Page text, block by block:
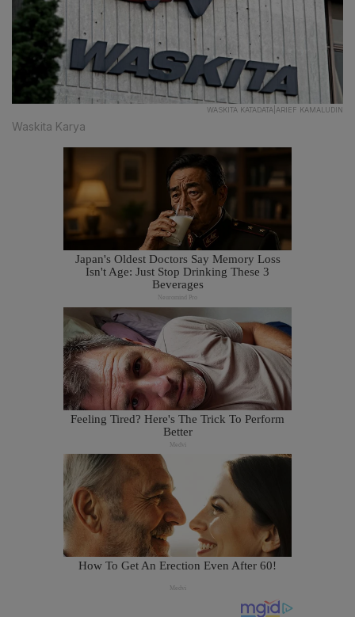
WASKITA KATADATA|ARIEF KAMALUDIN
Waskita Karya